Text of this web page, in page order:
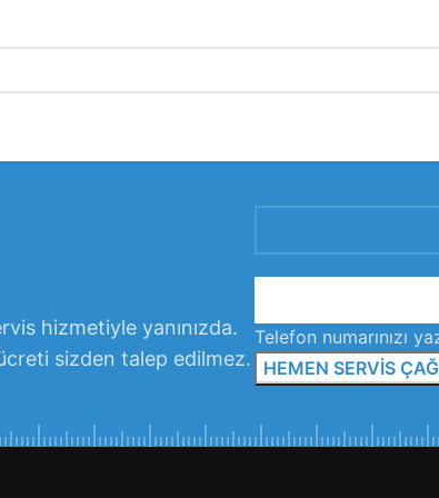
hizmetiyle yanınızda.
sizden talep edilmez.
Telefon numarınızı